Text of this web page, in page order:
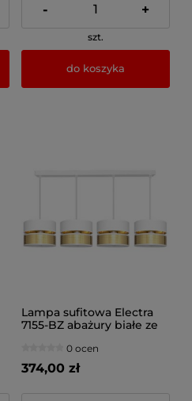
- +
szt.
do koszyka
Lampa sufitowa Electra
7155-BZ abażury białe ze
0 ocen
374,00 zł